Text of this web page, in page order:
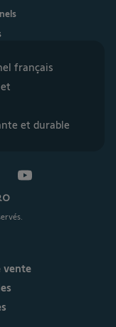
français
et durable
vente